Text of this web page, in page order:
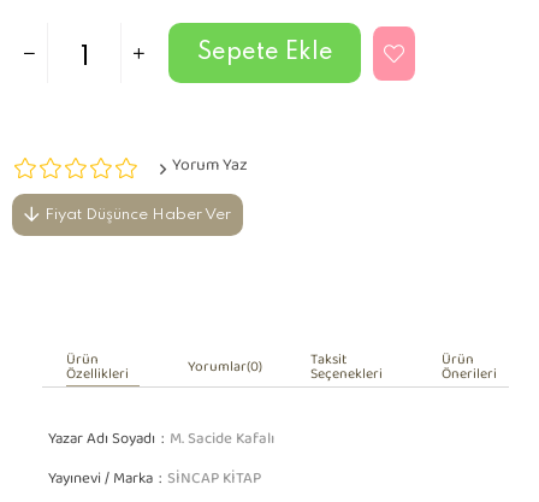
Yorum Yaz
Fiyat Düşünce Haber Ver
Ürün
Özellikleri Yorumlar(0) Taksit
Seçenekleri Ürün
Önerileri
Yazar Adı Soyadı M. Sacide Kafalı
Yayınevi / Marka SİNCAP KİTAP